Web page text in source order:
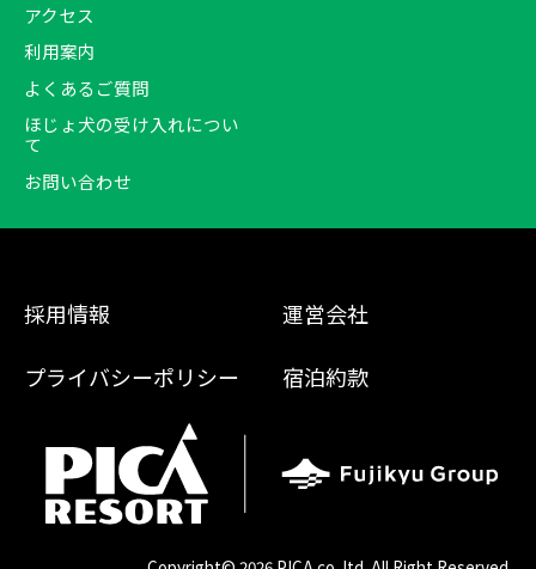
アクセス
利用案内
よくあるご質問
ほじょ犬の受け入れについ
て
お問い合わせ
採用情報 運営会社
プライバシーポリシー 宿泊約款